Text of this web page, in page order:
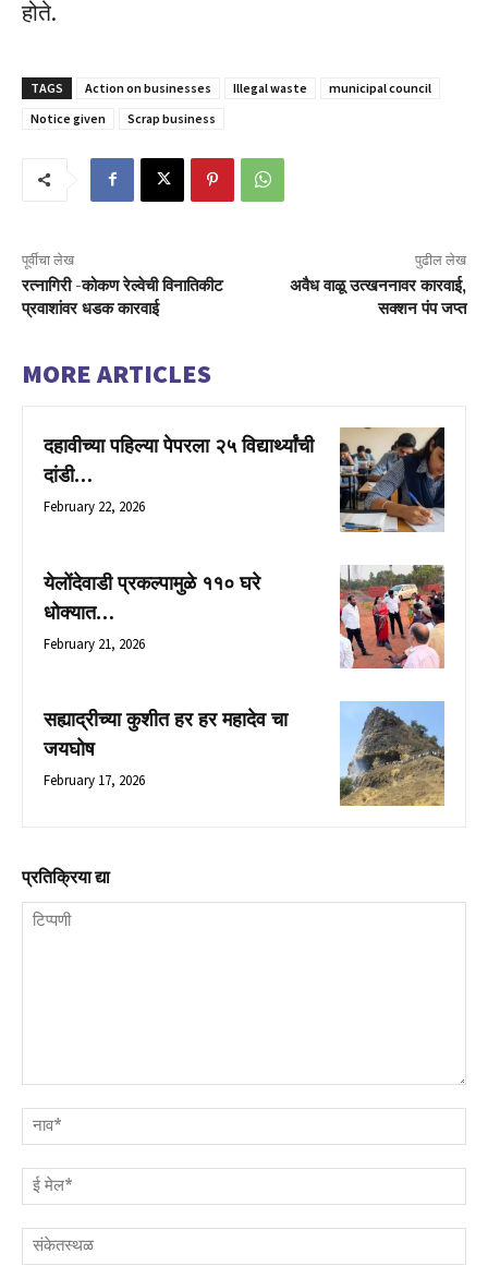
होते.
TAGS Action on businesses Illegal waste
municipal council
Notice given
Scrap business
पूर्वीचा लेख
रत्नागिरी -कोकण रेल्वेची विनातिकीट
प्रवाशांवर धडक कारवाई
पुढील लेख
अवैध वाळू उत्खननावर कारवाई,
सक्शन पंप जप्त
MORE ARTICLES
दहावीच्या पहिल्या पेपरला २५ विद्यार्थ्यांची
दांडी…
February 22, 2026
येलोंदेवाडी प्रकल्पामुळे ११० घरे
धोक्यात…
February 21, 2026
सह्याद्रीच्या कुशीत हर हर महादेव चा
जयघोष
February 17, 2026
प्रतिक्रिया द्या